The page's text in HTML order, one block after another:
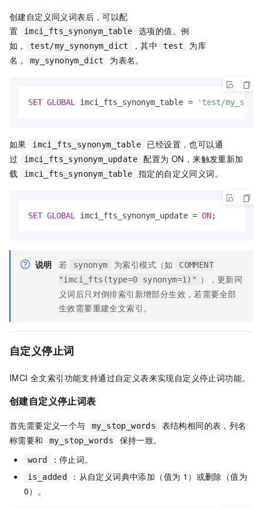
创建自定义同义词表后，可以配
置
imci_fts_synonym_table
选项的值。例
如，
test/my_synonym_dict ，其中 test
为库
名，
my_synonym_dict 为表名。
SET GLOBAL imci_fts_synonym_table = 'test/
如果 imci_fts_synonym_table
已经设置，也可以通
过
imci_fts_synonym_update
配置为 ON，来触发重新加
载
imci_fts_synonym_table 指定的自定义同义词。
SET GLOBAL imci_fts_synonym_update = ON;
说明 若 synonym 为索引模式（如
COMMENT
"imci_fts(type=0 synonym=1)"
），更新同
义词后只对倒排索引新增部分生效，若需要全部
生效需要重建全文索引。
自定义停止词
IMCI 全文索引功能支持通过自定义表来实现自定义停止词功能。
创建自定义停止词表
首先需要定义一个与 my_stop_words
表结构相同的表，列名
称需要和
my_stop_words 保持一致。
word ：停止词。
is_added
：从自定义词典中添加（值为 1）或删除（值为
0）。